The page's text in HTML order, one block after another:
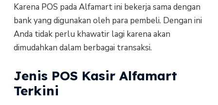
Karena POS pada Alfamart ini bekerja sama dengan
bank yang digunakan oleh para pembeli. Dengan ini
Anda tidak perlu khawatir lagi karena akan
dimudahkan dalam berbagai transaksi.
Jenis POS Kasir Alfamart
Terkini